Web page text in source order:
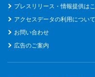
プレスリリース・情報提供は
アクセスデータの利用について
お問い合わせ
広告のご案内